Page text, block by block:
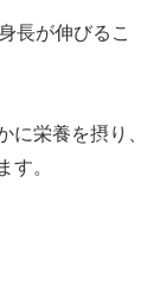
長が伸びるこ
に栄養を摂り、
す。